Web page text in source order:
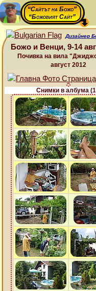
“Сайтът на Божо”
“Божовият Сайт”
Дизайнер
Божо и Венци, 9-14
Почивка на вила
август 2012
Снимки в албума